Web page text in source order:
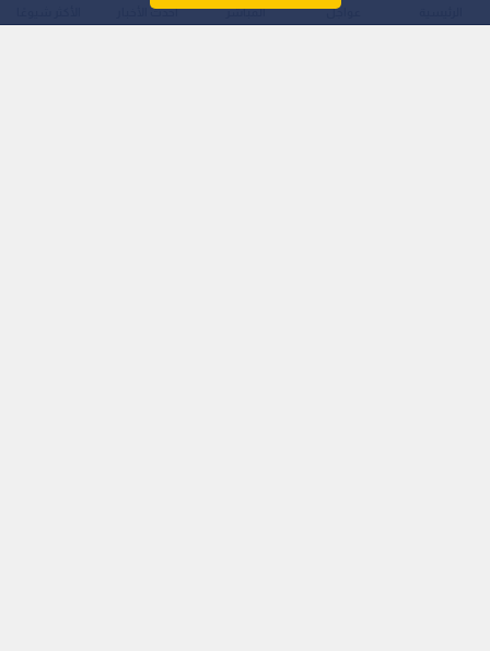
عواجل المباشر أحدث الأخبار